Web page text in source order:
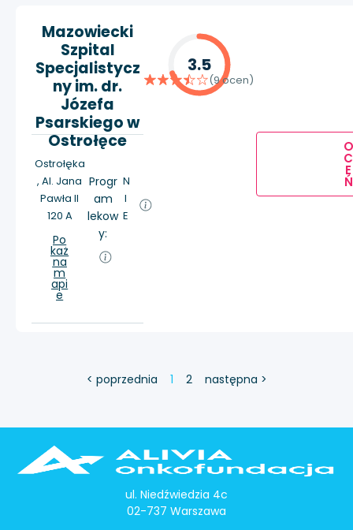
Mazowiecki
Szpital
Specjalistycz
ny im. dr.
Józefa
Psarskiego w
Ostrołęce
Ostrołęka
, Al. Jana
Pawła II
120 A
Po
każ
na
m
api
e
Progr
am
lekow
y:
N
I
E
3.5
(9 ocen)
O
C
E
Ń
< poprzednia 1 2 następna >
ul. Niedźwiedzia 4c
02-737 Warszawa